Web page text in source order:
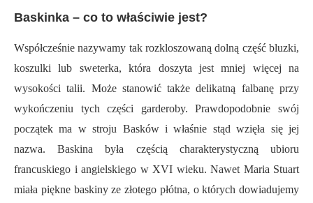
Baskinka – co to właściwie jest?
Współcześnie nazywamy tak rozkloszowaną dolną część bluzki,
koszulki lub sweterka, która doszyta jest mniej więcej na
wysokości talii. Może stanowić także delikatną falbanę przy
wykończeniu tych części garderoby. Prawdopodobnie swój
początek ma w stroju Basków i właśnie stąd wzięła się jej
nazwa. Baskina była częścią charakterystyczną ubioru
francuskiego i angielskiego w XVI wieku. Nawet Maria Stuart
miała piękne baskiny ze złotego płótna, o których dowiadujemy